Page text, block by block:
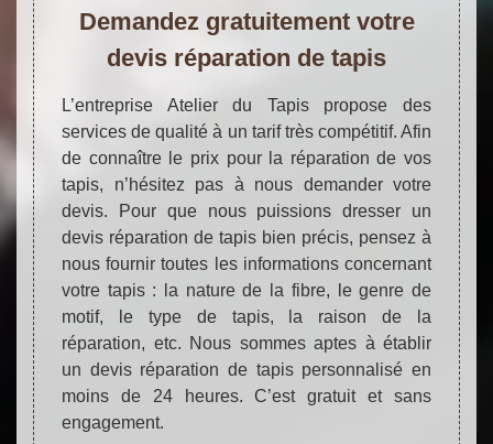
Demandez gratuitement votre
devis réparation de tapis
L’entreprise Atelier du Tapis propose des
services de qualité à un tarif très compétitif. Afin
de connaître le prix pour la réparation de vos
tapis, n’hésitez pas à nous demander votre
devis. Pour que nous puissions dresser un
devis réparation de tapis bien précis, pensez à
nous fournir toutes les informations concernant
votre tapis : la nature de la fibre, le genre de
motif, le type de tapis, la raison de la
réparation, etc. Nous sommes aptes à établir
un devis réparation de tapis personnalisé en
moins de 24 heures. C’est gratuit et sans
engagement.